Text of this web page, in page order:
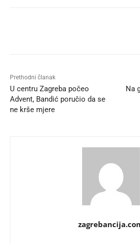
Prethodni članak
U centru Zagreba počeo
Advent, Bandić poručio da se
ne krše mjere
Na